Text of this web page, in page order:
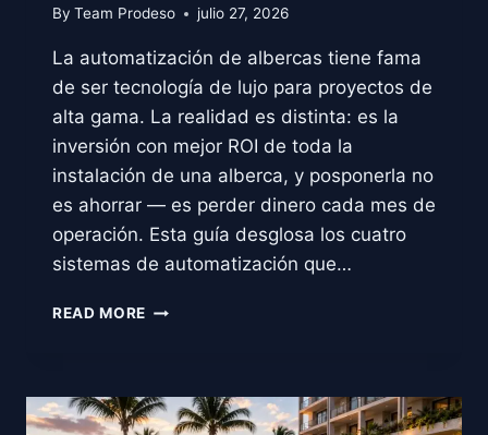
By Team Prodeso julio 27, 2026
La automatización de albercas tiene fama
de ser tecnología de lujo para proyectos de
alta gama. La realidad es distinta: es la
inversión con mejor ROI de toda la
instalación de una alberca, y posponerla no
es ahorrar — es perder dinero cada mes de
operación. Esta guía desglosa los cuatro
sistemas de automatización que…
READ MORE AUTOMATIZACIÓN
AHORRAS,
CUÁNTO